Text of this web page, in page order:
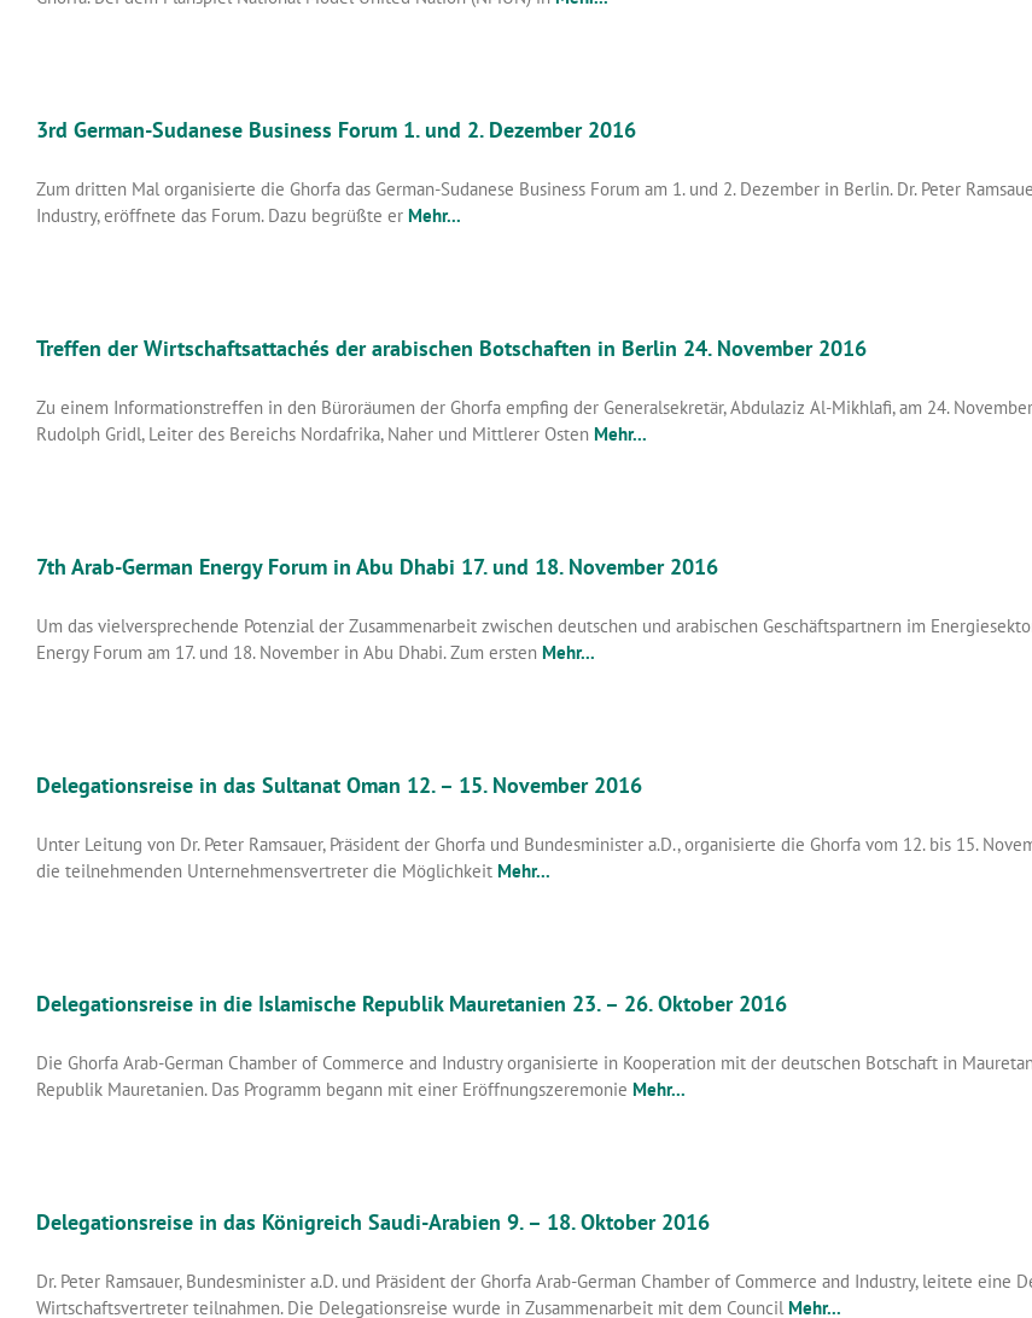
3rd German-Sudanese Business Forum 1. und 2. Dezember 2016
Zum dritten Mal organisierte die Ghorfa das German-Sudanese Business Forum am 1. und 2. Dezember in Berlin. Dr. Peter
Industry, eröffnete das Forum. Dazu begrüßte er Mehr...
Treffen der Wirtschaftsattachés der arabischen Botschaften in Berlin 24. November 2016
Zu einem Informationstreffen in den Büroräumen der Ghorfa empfing der Generalsekretär, Abdulaziz Al-Mikhlafi, am 24.
Rudolph Gridl, Leiter des Bereichs Nordafrika, Naher und Mittlerer Osten Mehr...
7th Arab-German Energy Forum in Abu Dhabi 17. und 18. November 2016
Um das vielversprechende Potenzial der Zusammenarbeit zwischen deutschen und arabischen Geschäftspartnern im
Energy Forum am 17. und 18. November in Abu Dhabi. Zum ersten Mehr...
Delegationsreise in das Sultanat Oman 12. – 15. November 2016
Unter Leitung von Dr. Peter Ramsauer, Präsident der Ghorfa und Bundesminister a.D., organisierte die Ghorfa vom 12. bis 15.
die teilnehmenden Unternehmensvertreter die Möglichkeit Mehr...
Delegationsreise in die Islamische Republik Mauretanien 23. – 26. Oktober 2016
Die Ghorfa Arab-German Chamber of Commerce and Industry organisierte in Kooperation mit der deutschen Botschaft in
Republik Mauretanien. Das Programm begann mit einer Eröffnungszeremonie Mehr...
Delegationsreise in das Königreich Saudi-Arabien 9. – 18. Oktober 2016
Dr. Peter Ramsauer, Bundesminister a.D. und Präsident der Ghorfa Arab-German Chamber of Commerce and Industry, leitete eine
Wirtschaftsvertreter teilnahmen. Die Delegationsreise wurde in Zusammenarbeit mit dem Council Mehr...